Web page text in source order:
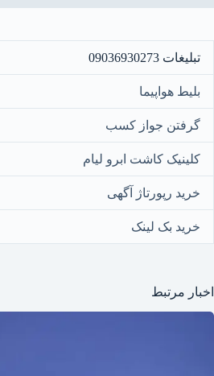
تبلیغات 09036930273
بلیط هواپیما
گرفتن جواز کسب
کلینیک کاشت ابرو لیام
خرید رپورتاژ آگهی
خرید بک لینک
اخبار مرتبط